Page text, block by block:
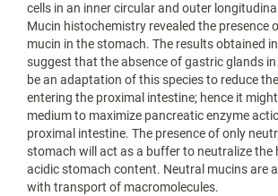
cells in an inner circular and outer
Mucin histochemistry revealed the presence
mucin in the stomach. The results obtained
suggest that the absence of gastric glands
be an adaptation of this species to reduce
entering the proximal intestine; hence it
medium to maximize pancreatic enzyme
proximal intestine. The presence of only
stomach will act as a buffer to neutralize the
acidic stomach content. Neutral mucins are
with transport of macromolecules.